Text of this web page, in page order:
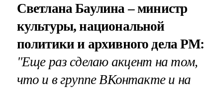
Светлана Баулина – министр
культуры, национальной
политики и архивного дела РМ:
"Еще раз сделаю акцент на том,
что и в группе ВКонтакте и на